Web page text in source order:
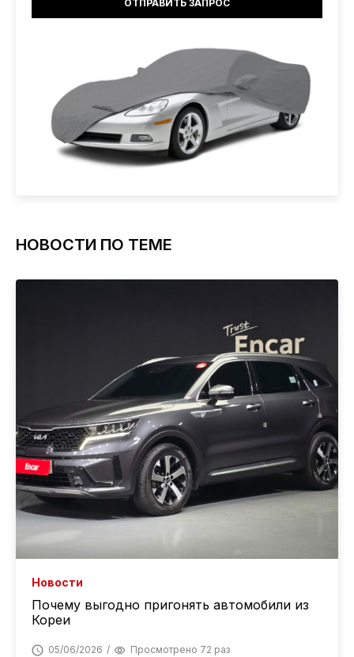
НОВОСТИ ПО ТЕМЕ
Новости
Почему выгодно пригонять автомобили из
Кореи
05/06/2026 Просмотрено 72 раз